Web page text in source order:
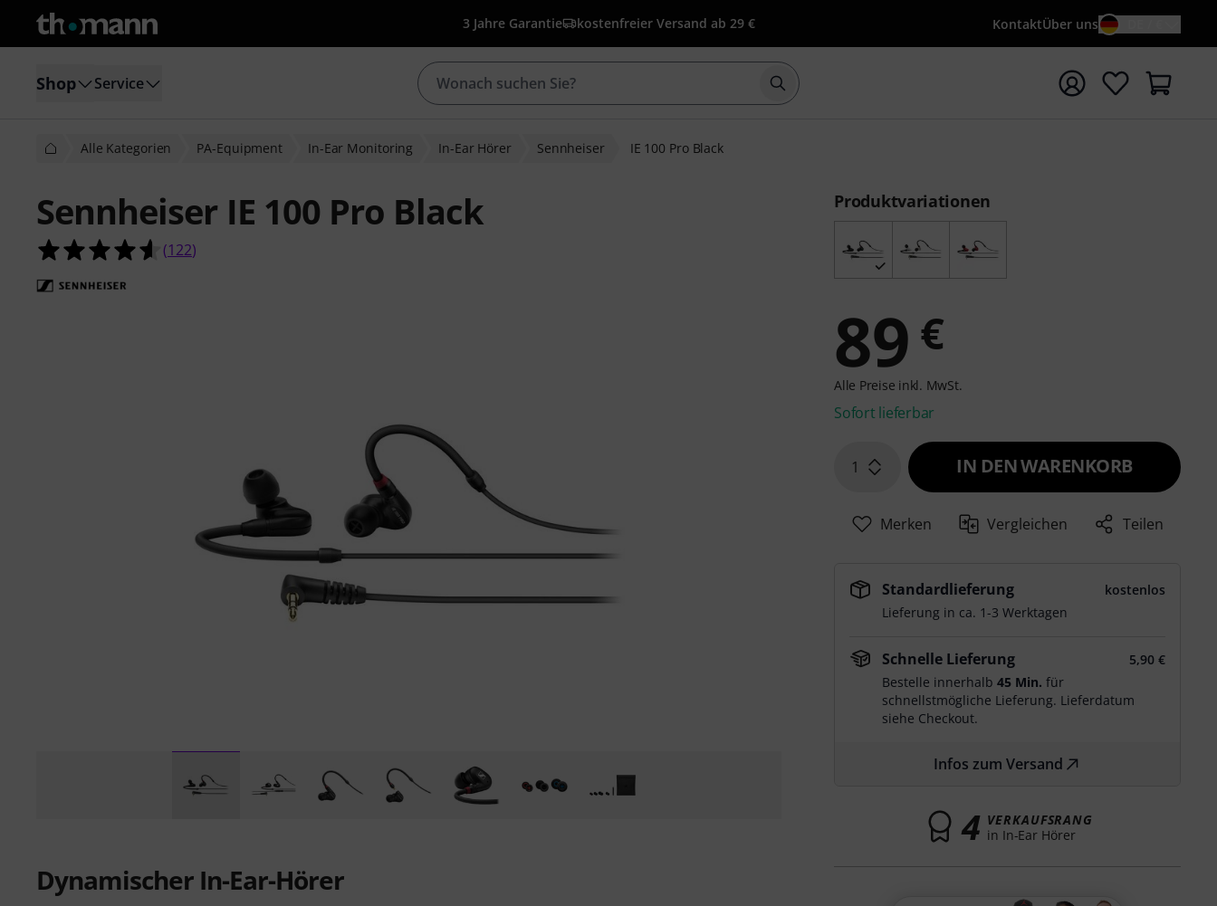
3 Jahre Garantie kostenfreier Versand ab 29 € KontaktÜber uns
Shop Service Suche mit Suchwort {searchTerm} starten
Alle Kategorien PA-Equipment In-Ear Monitoring In-Ear Hörer Sennheiser IE 100 Pro Black
Sennheiser IE 100 Pro Black
4.6 von 5 Sternen aus 122 Kundenbewertungen
(122)
Dynamischer In-Ear-Hörer
Produktvariationen
89 €
Alle Preise inkl. MwSt.
Sofort lieferbar
1 IN DEN WARENKORB
Merken Vergleichen Teilen
Standardlieferung
kostenlos
Lieferung in ca. 1-3 Werktagen
Schnelle Lieferung
5,90 €
Bestelle innerhalb45 Min. für
schnellstmögliche Lieferung. Lieferdatum
siehe Checkout.
Infos zum Versand
4 VERKAUFSRANG
in In-Ear Hörer